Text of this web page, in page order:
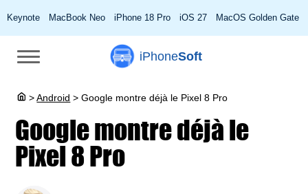
Keynote MacBook Neo iPhone 18 Pro iOS 27 MacOS Golden Gate
iPhoneSoft
> Android > Google montre déjà le Pixel 8 Pro
Google montre déjà le
Pixel 8 Pro